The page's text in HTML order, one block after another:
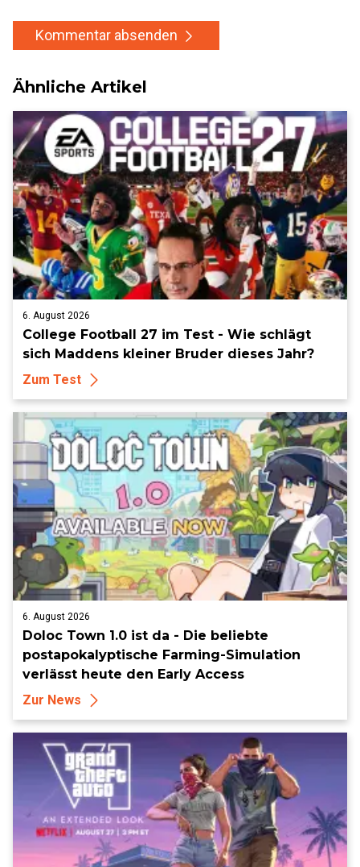
Kommentar absenden
Ähnliche Artikel
6. August 2026
College Football 27 im Test - Wie schlägt
sich Maddens kleiner Bruder dieses Jahr?
Zum Test
6. August 2026
Doloc Town 1.0 ist da - Die beliebte
postapokalyptische Farming-Simulation
verlässt heute den Early Access
Zur News